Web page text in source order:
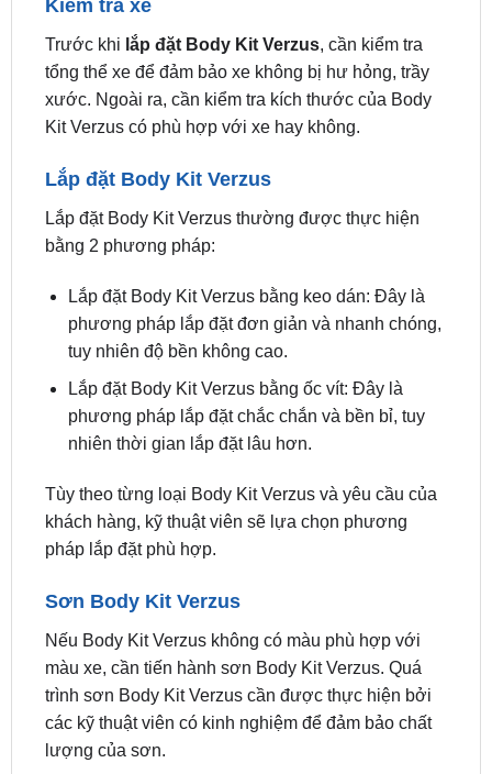
Quy trìnhlắp đặt Body Kit Verzus xe ô tô
bao gồm các bước sau:
Kiểm tra xe
Trước khi lắp đặt Body Kit Verzus, cần kiểm tra
xước. Ngoài ra, cần kiểm tra kích thước của Body
Kit Verzus có phù hợp với xe hay không.
Lắp đặt Body Kit Verzus thường được thực hiện
bằng 2 phương pháp:
Lắp đặt Body Kit Verzus bằng keo dán: Đây là
phương pháp lắp đặt đơn giản và nhanh chóng,
tuy nhiên độ bền không cao.
phương pháp lắp đặt chắc chắn và bền bỉ, tuy
nhiên thời gian lắp đặt lâu hơn.
khách hàng, kỹ thuật viên sẽ lựa chọn phương
pháp lắp đặt phù hợp.
Sơn Body Kit Verzus
Nếu Body Kit Verzus không có màu phù hợp với
màu xe, cần tiến hành sơn Body Kit Verzus. Quá